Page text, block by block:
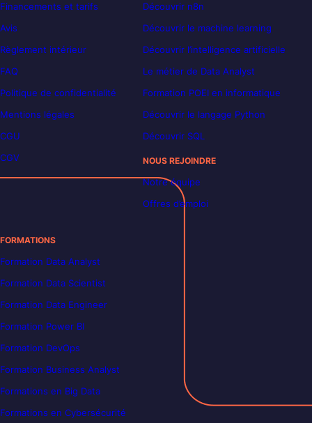
Financements et tarifs
Avis
Règlement intérieur
FAQ
Politique de confidentialité
Mentions légales
CGU
CGV
Découvrir n8n
Découvrir le machine learning
Découvrir l’intelligence artificielle
Le métier de Data Analyst
Formation POEI en informatique
Découvrir le langage Python
Découvrir SQL
NOUS REJOINDRE
Notre équipe
Offres d’emploi
FORMATIONS
Formation Data Analyst
Formation Data Scientist
Formation Data Engineer
Formation Power BI
Formation DevOps
Formation Business Analyst
Formations en Big Data
Formations en Cybersécurité